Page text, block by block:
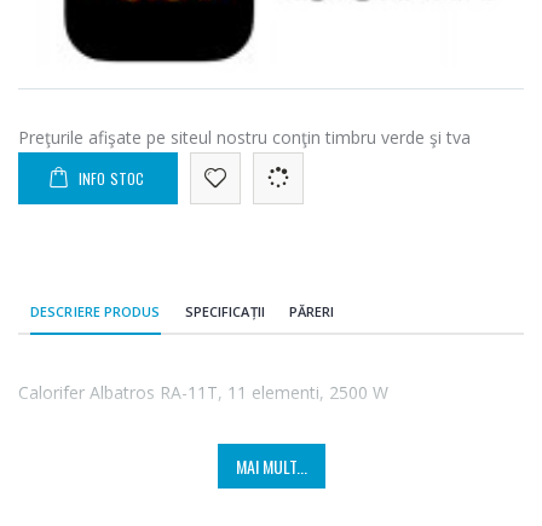
Preţurile afişate pe siteul nostru conţin timbru verde şi tva
INFO STOC
DESCRIERE PRODUS SPECIFICAȚII PĂRERI
Calorifer Albatros RA-11T, 11 elementi, 2500 W
MAI MULT...